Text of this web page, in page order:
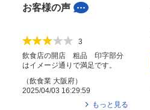
お客様の声
3
飲食店の開店 粗品 印字部分
はイメージ通りで満足です。
（飲食業 大阪府）
2025/04/03 16:29:59
もっと見る